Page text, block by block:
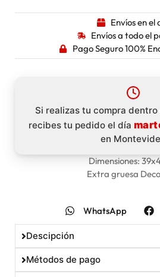
Envíos en el
Envíos a todo el
Pago Seguro 100%
Si realizas tu compra dentro
recibes tu pedido el día
en
Dimensiones:
Extra gruesa
WhatsApp
Descipción
Métodos de pago